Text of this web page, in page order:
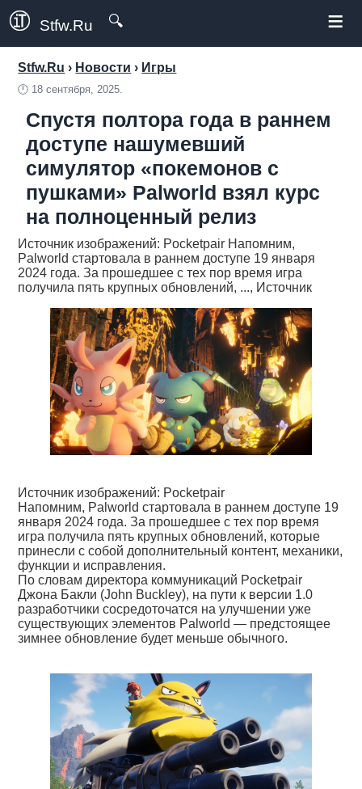
Stfw.Ru 🔍 ≡
Stfw.Ru › Новости › Игры
🕛 18 сентября, 2025.
Спустя полтора года в раннем
доступе нашумевший
симулятор «покемонов с
пушками» Palworld взял курс
на полноценный релиз
Источник изображений: Pocketpair Напомним,
Palworld стартовала в раннем доступе 19 января
2024 года. За прошедшее с тех пор время игра
получила пять крупных обновлений, ..., Источник
Источник изображений: Pocketpair
Напомним, Palworld стартовала в раннем доступе 19
января 2024 года. За прошедшее с тех пор время
игра получила пять крупных обновлений, которые
принесли с собой дополнительный контент, механики,
функции и исправления.
По словам директора коммуникаций Pocketpair
Джона Бакли (John Buckley), на пути к версии 1.0
разработчики сосредоточатся на улучшении уже
существующих элементов Palworld — предстоящее
зимнее обновление будет меньше обычного.